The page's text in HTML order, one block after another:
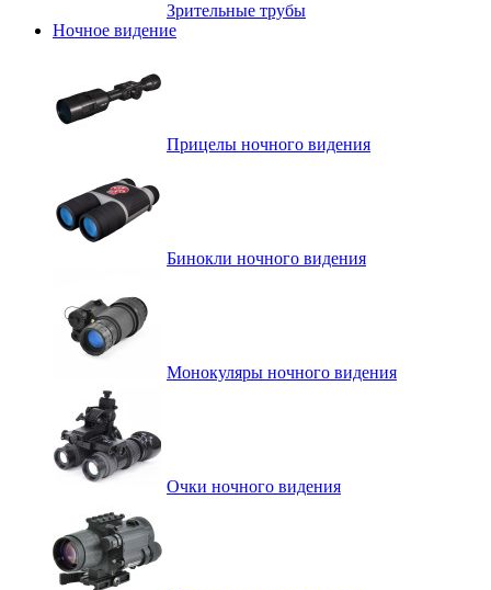
Зрительные трубы
Ночное видение
Прицелы ночного видения
Бинокли ночного видения
Монокуляры ночного видения
Очки ночного видения